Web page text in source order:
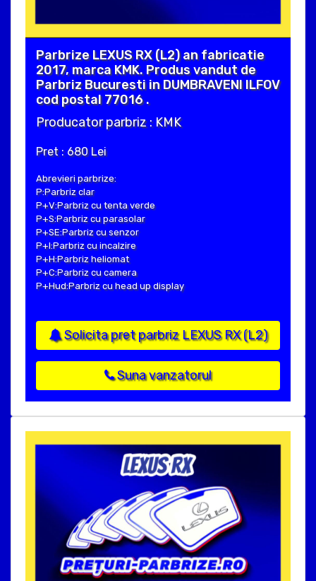
Parbrize LEXUS RX (L2) an fabricatie
2017, marca KMK. Produs vandut de
Parbriz Bucuresti in DUMBRAVENI ILFOV
cod postal 77016 .
Producator parbriz : KMK
Pret : 680 Lei
Abrevieri parbrize:
P:Parbriz clar
P+V:Parbriz cu tenta verde
P+S:Parbriz cu parasolar
P+SE:Parbriz cu senzor
P+I:Parbriz cu incalzire
P+H:Parbriz heliomat
P+C:Parbriz cu camera
P+Hud:Parbriz cu head up display
Solicita pret parbriz LEXUS RX (L2)
Suna vanzatorul